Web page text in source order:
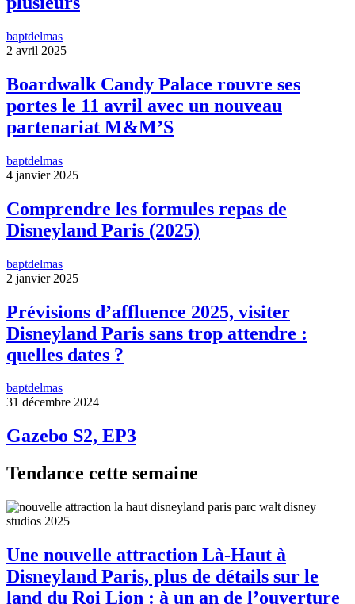
baptdelmas
2 avril 2025
Boardwalk Candy Palace rouvre ses
portes le 11 avril avec un nouveau
partenariat M&M’S
baptdelmas
4 janvier 2025
Comprendre les formules repas de
Disneyland Paris (2025)
baptdelmas
2 janvier 2025
Prévisions d’affluence 2025, visiter
Disneyland Paris sans trop attendre :
quelles dates ?
baptdelmas
31 décembre 2024
Gazebo S2, EP3
Tendance cette semaine
Une nouvelle attraction Là-Haut à
Disneyland Paris, plus de détails sur le
land du Roi Lion : à un an de l’ouverture